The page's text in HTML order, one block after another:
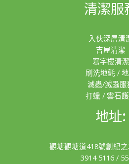
清潔服
入伙深層清
吉屋清潔
寫字樓清潔
刷洗地氈 /
滅蟲/滅蝨服
打蠟 / 雲石
地址:
觀塘觀塘道418號創紀
3914 5116/